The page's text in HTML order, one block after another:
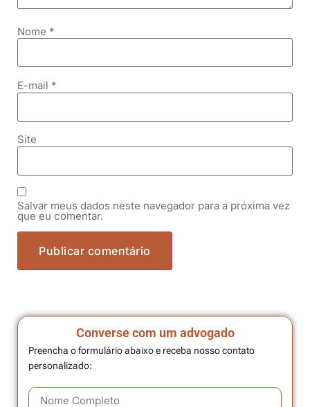
Nome *
E-mail *
Site
Salvar meus dados neste navegador para a próxima vez
que eu comentar.
Converse com um advogado
Preencha o formulário abaixo e receba nosso contato
personalizado: